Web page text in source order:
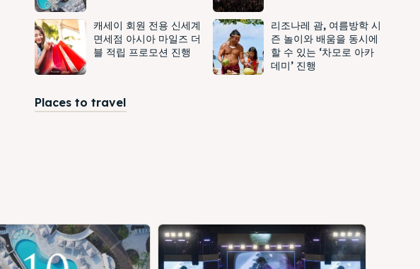
캐세이 회원 전용 신세계
면세점 아시아 마일즈 더
블 적립 프로모션 진행
리조나레 괌, 여름방학 시
즌 놀이와 배움을 동시에
할 수 있는 ‘차모로 아카
데미’ 진행
Places to travel